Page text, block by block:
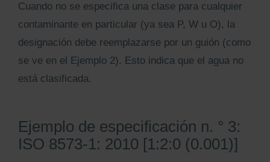
Cuando no se especifica una clase para cualquier
contaminante en particular (ya sea P, W u O), la
designación debe reemplazarse por un guión (como
se ve en el Ejemplo 2). Esto indica que el agua no
está clasificada.
Ejemplo de especificación n. ° 3:
ISO 8573-1: 2010 [1:2:0 (0.001)]